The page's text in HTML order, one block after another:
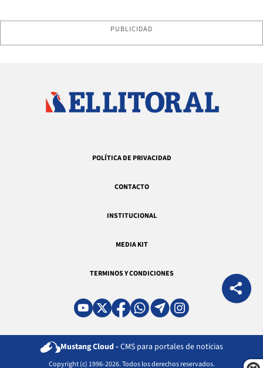
PUBLICIDAD
POLÍTICA DE PRIVACIDAD
CONTACTO
INSTITUCIONAL
MEDIA KIT
TERMINOS Y CONDICIONES
Mustang Cloud - CMS para portales de noticias
Copyright (c) 1996-2026. Todos los derechos reservados.